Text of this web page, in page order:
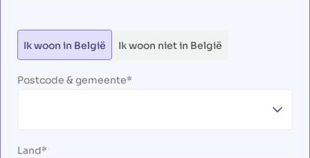
Ik woon in België Ik woon niet in België
Postcode & gemeente
Land